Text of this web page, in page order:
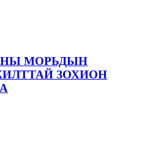
МОРЬДЫН
ЗОХИОН